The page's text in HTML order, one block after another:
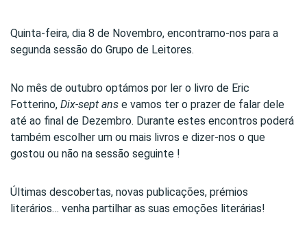
Quinta-feira, dia 8 de Novembro, encontramo-nos para a
segunda sessão do Grupo de Leitores.
No mês de outubro optámos por ler o livro de Eric
Fotterino, Dix-sept ans e vamos ter o prazer de falar dele
até ao final de Dezembro. Durante estes encontros poderá
também escolher um ou mais livros e dizer-nos o que
gostou ou não na sessão seguinte !
Últimas descobertas, novas publicações, prémios
literários… venha partilhar as suas emoções literárias!